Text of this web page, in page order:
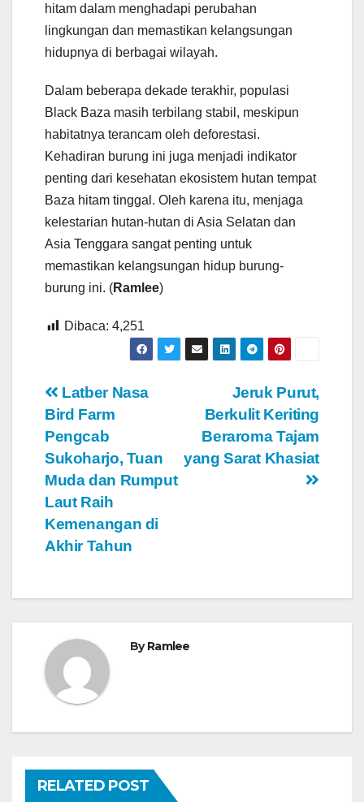
hitam dalam menghadapi perubahan
lingkungan dan memastikan kelangsungan
hidupnya di berbagai wilayah.
Dalam beberapa dekade terakhir, populasi
Black Baza masih terbilang stabil, meskipun
habitatnya terancam oleh deforestasi.
Kehadiran burung ini juga menjadi indikator
penting dari kesehatan ekosistem hutan tempat
Baza hitam tinggal. Oleh karena itu, menjaga
kelestarian hutan-hutan di Asia Selatan dan
Asia Tenggara sangat penting untuk
memastikan kelangsungan hidup burung-
burung ini. (Ramlee)
Dibaca: 4,251
Navigasi
pos
Jeruk Purut,
Berkulit Keriting
Beraroma Tajam
yang Sarat Khasiat
Latber Nasa
Bird Farm
Pengcab
Sukoharjo, Tuan
Muda dan Rumput
Laut Raih
Kemenangan di
Akhir Tahun
ByRamlee
RELATED POST